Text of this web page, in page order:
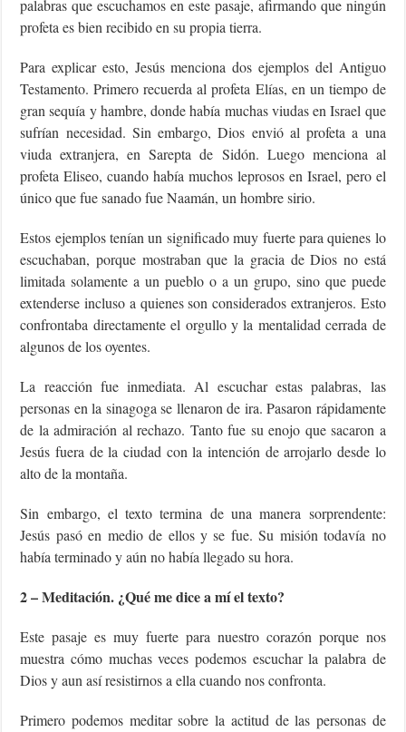
palabras que escuchamos en este pasaje, afirmando que ningún
profeta es bien recibido en su propia tierra.
Para explicar esto, Jesús menciona dos ejemplos del Antiguo
Testamento. Primero recuerda al profeta Elías, en un tiempo de
gran sequía y hambre, donde había muchas viudas en Israel que
sufrían necesidad. Sin embargo, Dios envió al profeta a una
viuda extranjera, en Sarepta de Sidón. Luego menciona al
profeta Eliseo, cuando había muchos leprosos en Israel, pero el
único que fue sanado fue Naamán, un hombre sirio.
Estos ejemplos tenían un significado muy fuerte para quienes lo
escuchaban, porque mostraban que la gracia de Dios no está
limitada solamente a un pueblo o a un grupo, sino que puede
extenderse incluso a quienes son considerados extranjeros. Esto
confrontaba directamente el orgullo y la mentalidad cerrada de
algunos de los oyentes.
La reacción fue inmediata. Al escuchar estas palabras, las
personas en la sinagoga se llenaron de ira. Pasaron rápidamente
de la admiración al rechazo. Tanto fue su enojo que sacaron a
Jesús fuera de la ciudad con la intención de arrojarlo desde lo
alto de la montaña.
Sin embargo, el texto termina de una manera sorprendente:
Jesús pasó en medio de ellos y se fue. Su misión todavía no
había terminado y aún no había llegado su hora.
2 – Meditación. ¿Qué me dice a mí el texto?
Este pasaje es muy fuerte para nuestro corazón porque nos
muestra cómo muchas veces podemos escuchar la palabra de
Dios y aun así resistirnos a ella cuando nos confronta.
Primero podemos meditar sobre la actitud de las personas de